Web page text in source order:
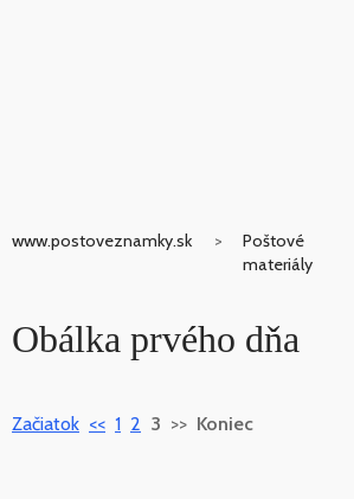
www.postoveznamky.sk
Poštové
materiály
Obálka prvého dňa
Začiatok << 1 2 3 >> Koniec